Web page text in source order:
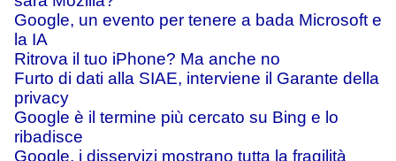
Google, un evento per tenere a bada Microsoft e
la IA
Ritrova il tuo iPhone? Ma anche no
Furto di dati alla SIAE, interviene il Garante della
privacy
Google è il termine più cercato su Bing e lo
ribadisce
Google, i disservizi mostrano tutta la fragilità